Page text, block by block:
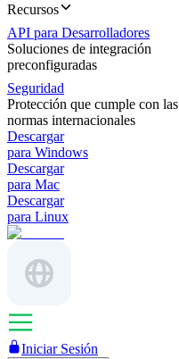
Recursos
API para Desarrolladores
Soluciones de integración
preconfiguradas
Seguridad
Protección que cumple con las
normas internacionales
Descargar
para Windows
Descargar
para Mac
Descargar
para Linux
Iniciar Sesión